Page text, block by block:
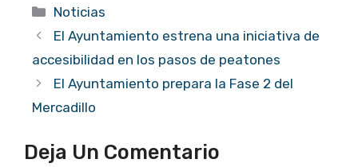
Categorías
Noticias
El Ayuntamiento estrena una iniciativa de
accesibilidad en los pasos de peatones
El Ayuntamiento prepara la Fase 2 del
Mercadillo
Deja Un Comentario